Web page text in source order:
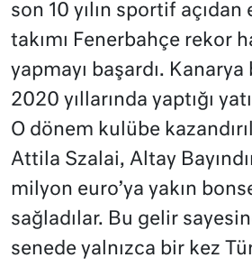
son 10 yılın sportif açıdan
takımı Fenerbahçe rekor
yapmayı başardı.
2020 yıllarında yaptığı
O dönem kulübe
Attila Szalai, Altay
milyon euro’ya yakın
sağladılar. Bu gelir
senede yalnızca bir kez